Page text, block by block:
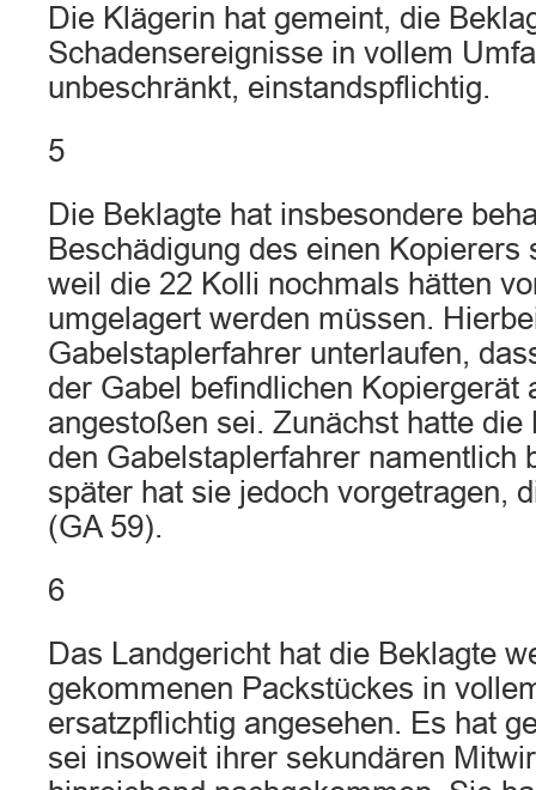
Die Klägerin hat gemeint, die
Schadensereignisse in vollem
unbeschränkt, einstandspflichtig.
5
Die Beklagte hat insbesondere
Beschädigung des einen Kopierers
weil die 22 Kolli nochmals hätten
umgelagert werden müssen.
Gabelstaplerfahrer unterlaufen,
der Gabel befindlichen Kopiergerät
angestoßen sei. Zunächst hatte die
den Gabelstaplerfahrer namentlich
später hat sie jedoch vorgetragen,
(GA 59).
6
Das Landgericht hat die Beklagte
gekommenen Packstückes in
ersatzpflichtig angesehen. Es hat
sei insoweit ihrer sekundären